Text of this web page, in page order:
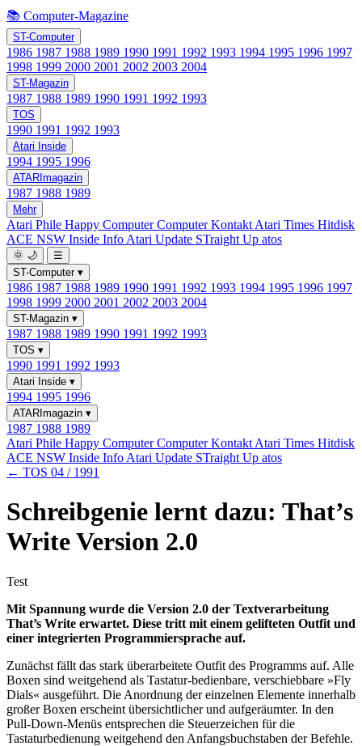
📚 Computer-Magazine
ST-Computer
1986 1987 1988 1989 1990 1991 1992 1993 1994 1995 1996 1997
1998 1999 2000 2001 2002 2003 2004
ST-Magazin
1987 1988 1989 1990 1991 1992 1993
TOS
1990 1991 1992 1993
Atari Inside
1994 1995 1996
ATARImagazin
1987 1988 1989
Mehr
Atari Phile Happy ComputerComputer Kontakt Atari Times Hitdisk
ACE NSW Inside Info Atari Update STraight Up atos
🌞 🌙
☰
ST-Computer ▾
1986 1987 1988 1989 1990 1991 1992 1993 1994 1995 1996 1997
1998 1999 2000 2001 2002 2003 2004
ST-Magazin ▾
1987 1988 1989 1990 1991 1992 1993
TOS ▾
1990 1991 1992 1993
Atari Inside ▾
1994 1995 1996
ATARImagazin ▾
1987 1988 1989
Atari Phile Happy ComputerComputer Kontakt Atari Times Hitdisk
ACE NSW Inside Info Atari Update STraight Up atos
← TOS 04 / 1991
Schreibgenie lernt dazu: That’s
Write Version 2.0
Test
Mit Spannung wurde die Version 2.0 der Textverarbeitung
That’s Write erwartet. Diese tritt mit einem gelifteten Outfit und
einer integrierten Programmiersprache auf.
Zunächst fällt das stark überarbeitete Outfit des Programms auf. Alle
Boxen sind weitgehend als Tastatur-bedienbare, verschiebbare »Fly
Dials« ausgeführt. Die Anordnung der einzelnen Elemente innerhalb
großer Boxen erscheint übersichtlicher und aufgeräumter. In den
Pull-Down-Menüs entsprechen die Steuerzeichen für die
Tastaturbedienung weitgehend den Anfangsbuchstaben der Befehle.